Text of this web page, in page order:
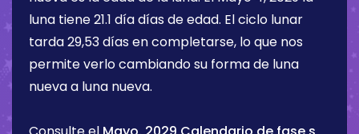
luna tiene21.1 díadías de edad. El ciclo lunar
tarda 29,53 días en completarse, lo que nos
permite verlo cambiando su forma de luna
nueva a luna nueva.